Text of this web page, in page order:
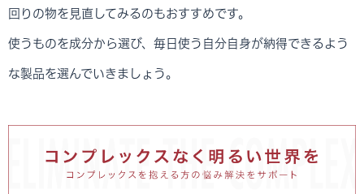
回りの物を見直してみるのもおすすめです。
使うものを成分から選び、毎日使う自分自身が納得できるよう
な製品を選んでいきましょう。